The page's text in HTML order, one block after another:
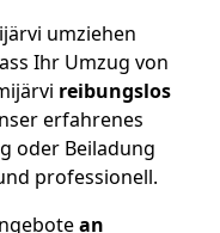
umziehen
Ihr Umzug von
reibungslos
erfahrenes
oder Beiladung
professionell.
an